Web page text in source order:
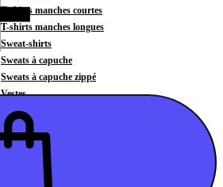
T-shirts manches courtes
T-shirts manches longues
Sweat-shirts
Sweats à capuche
Sweats à capuche zippé
Vestes
Jupes
Shorts